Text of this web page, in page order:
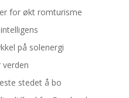
for økt romturisme
på solenergi
stedet å bo